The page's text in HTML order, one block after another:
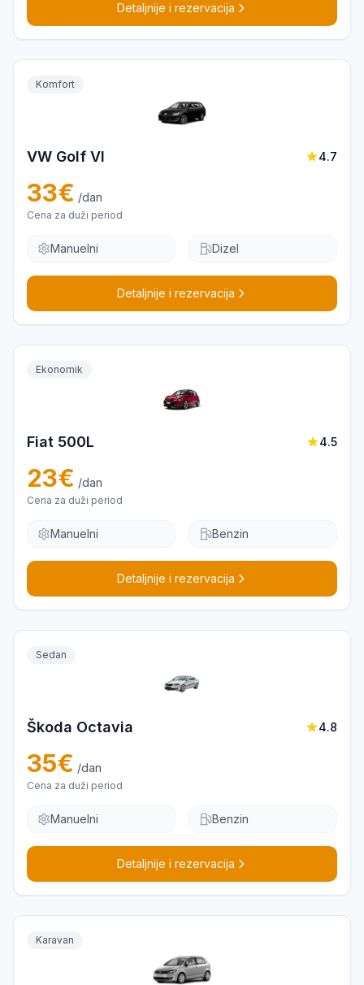
Detaljnije i rezervacija
Komfort
VW Golf VI 4.7
33€ /dan
Cena za duži period
Manuelni Dizel
Detaljnije i rezervacija
Ekonomik
Fiat 500L 4.5
23€ /dan
Cena za duži period
Manuelni Benzin
Detaljnije i rezervacija
Sedan
Škoda Octavia 4.8
35€ /dan
Cena za duži period
Manuelni Benzin
Detaljnije i rezervacija
Karavan